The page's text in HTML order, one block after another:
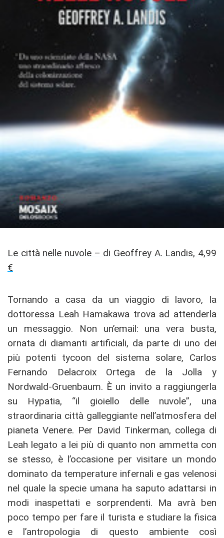
Le città nelle nuvole – di Geoffrey A. Landis, 4,99
€
Tornando a casa da un viaggio di lavoro, la
dottoressa Leah Hamakawa trova ad attenderla
un messaggio. Non un’email: una vera busta,
ornata di diamanti artificiali, da parte di uno dei
più potenti tycoon del sistema solare, Carlos
Fernando Delacroix Ortega de la Jolla y
Nordwald-Gruenbaum. È un invito a raggiungerla
su Hypatia, “il gioiello delle nuvole”, una
straordinaria città galleggiante nell’atmosfera del
pianeta Venere. Per David Tinkerman, collega di
Leah legato a lei più di quanto non ammetta con
se stesso, è l’occasione per visitare un mondo
dominato da temperature infernali e gas velenosi
nel quale la specie umana ha saputo adattarsi in
modi inaspettati e sorprendenti. Ma avrà ben
poco tempo per fare il turista e studiare la fisica
e l’antropologia di questo ambiente così